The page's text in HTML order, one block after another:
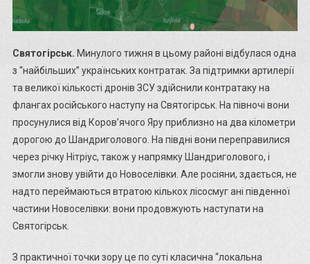
Святогірськ. Минулого тижня в цьому районі відбулася одна
з “найбільших” українських контратак. За підтримки артилерії
та великої кількості дронів ЗСУ здійснили контратаку на
флангах російського наступу на Святогірськ. На півночі вони
просунулися від Коров’ячого Яру приблизно на два кілометри
дорогою до Шандриголового. На півдні вони переправилися
через річку Нітріус, також у напрямку Шандриголового, і
змогли знову увійти до Новоселівки. Але росіяни, здається, не
надто переймаються втратою кількох лісосмуг ані південної
частини Новоселівки: вони продовжують наступати на
Святогірськ.
З практичної точки зору це по суті класична “локальна